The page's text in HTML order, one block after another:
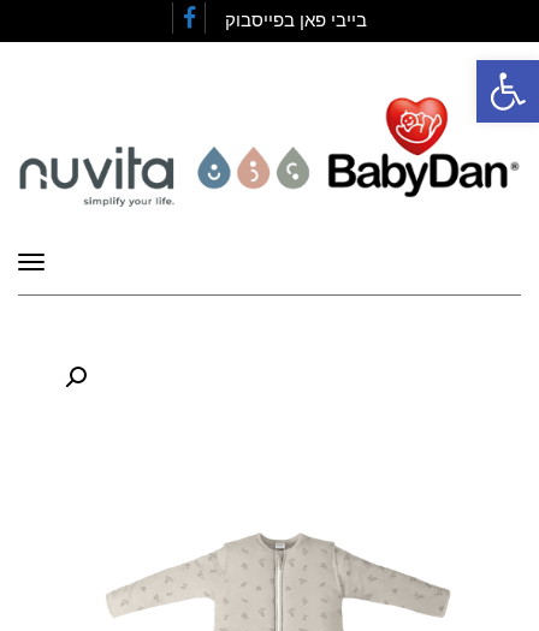
פתח סרגל נגישות
בייבי פאן בפייסבוק
Facebook